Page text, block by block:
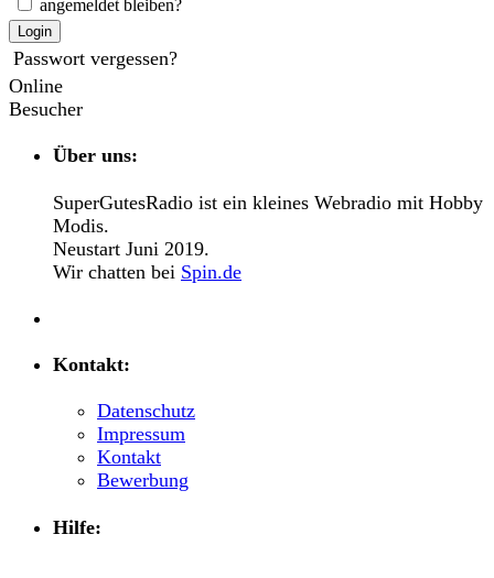
angemeldet bleiben?
Login
Passwort vergessen?
Online
Besucher
Über uns:
SuperGutesRadio ist ein kleines Webradio mit Hobby
Modis.
Neustart Juni 2019.
Wir chatten bei Spin.de
Kontakt:
Datenschutz
Impressum
Kontakt
Bewerbung
Hilfe: